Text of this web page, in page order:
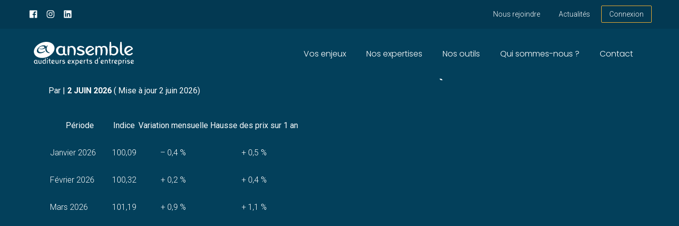
header
Nous rejoindre Actualités Connexion
Aller
au
Principal
Vos enjeux Nos expertises Nos outils Qui sommes-nous ? Contact
INDICE DES PRIX À LA CONSOMMATION EN MARTINIQUE – ANNÉE 2026
Par | 2 JUIN 2026( Mise à jour 2 juin 2026)
Période Indice Variation mensuelle Hausse des prix sur 1 an
Janvier 2026 100,09 – 0,4 % + 0,5 %
Février 2026 100,32 + 0,2 % + 0,4 %
Mars 2026 101,19 + 0,9 % + 1,1 %